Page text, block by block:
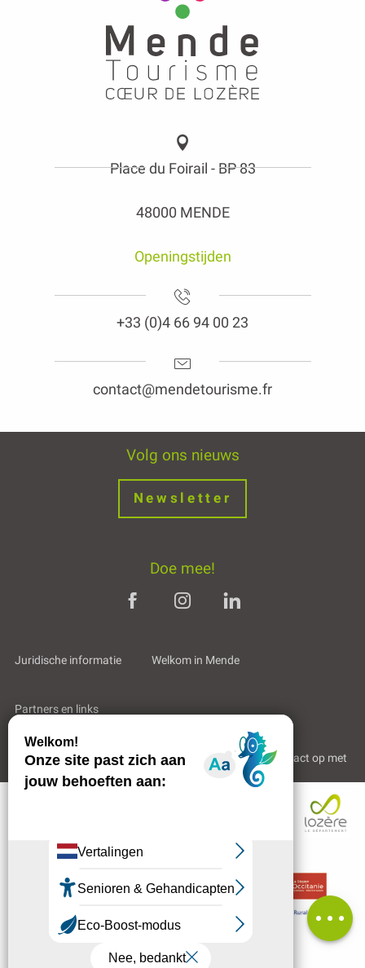
Beschrijving
Place du Foirail - BP 83
48000 MENDE
Openingstijden
+33 (0)4 66 94 00 23
contact@mendetourisme.fr
Volg ons nieuws
Newsletter
Doe mee!
Juridische informatie Welkom in Mende
Partners en links
Professioneel gebied Wie zijn wij? Neem contact op met